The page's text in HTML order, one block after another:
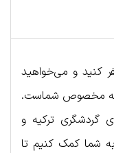
کنید و می‌خواهید
مخصوص شماست.
گردشگری ترکیه و
شما کمک کنیم تا